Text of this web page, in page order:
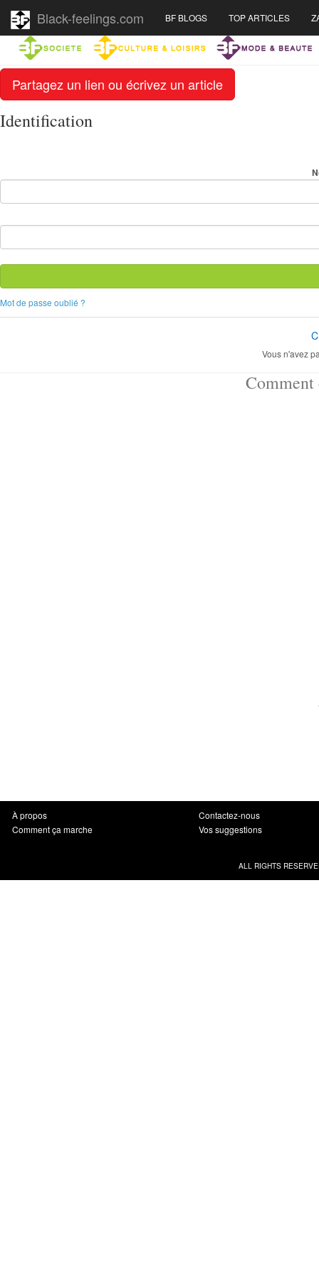
Partagez un lien ou écrivez un article
Black-feelings.com BF BLOGS TOP ARTICLES
Identification
Mot de passe oublié ?
Vous n'avez
Comment
À propos
Comment ça marche
Contactez-nous
Vos suggestions
ALL RIGHTS